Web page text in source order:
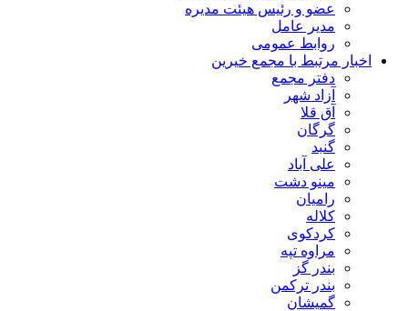
عضو و رئیس هیئت مدیره
مدیر عامل
روابط عمومی
اخبار مرتبط با مجمع خیرین
دفتر مجمع
آزاد شهر
آق قلا
گرگان
گنبد
علی آباد
مینو دشت
رامیان
کلاله
کردکوی
مراوه تپه
بندر گز
بندر ترکمن
گمیشان